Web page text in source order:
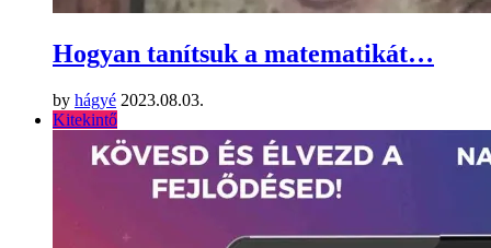
Hogyan tanítsuk a matematikát…
by hágyé 2023.08.03.
Kitekintő